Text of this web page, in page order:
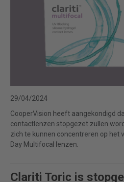
29/04/2024
CooperVision heeft aangekondigd
contactlenzen stopgezet zullen
zich te kunnen concentreren op het
Day Multifocal lenzen.
Clariti Toric is